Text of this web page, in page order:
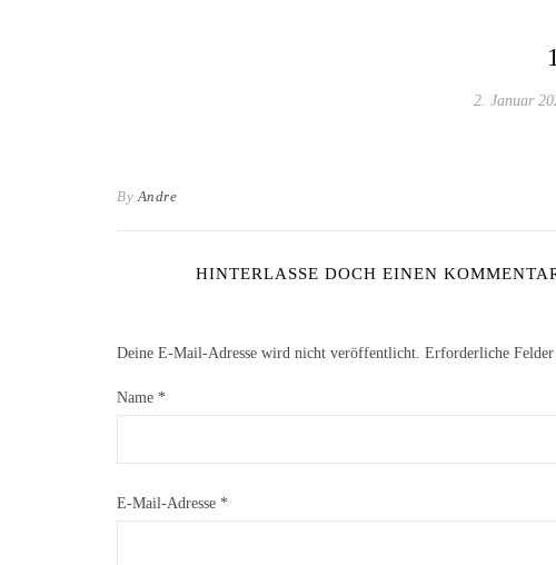
2. Januar
ByAndre
HINTERLASSE DOCH EINEN
Deine E-Mail-Adresse wird nicht veröffentlicht. Erforderliche
Name *
E-Mail-Adresse *